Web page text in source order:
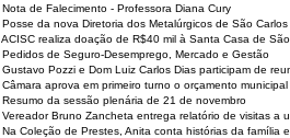
Nota de Falecimento - Professora Diana Cury
Posse da nova Diretoria dos Metalúrgicos de São
ACISC realiza doação de R$40 mil à Santa Casa de
Pedidos de Seguro-Desemprego, Mercado e Gestão
Gustavo Pozzi e Dom Luiz Carlos Dias participam de
Câmara aprova em primeiro turno o orçamento
Resumo da sessão plenária de 21 de novembro
Vereador Bruno Zancheta entrega relatório de visitas a
Na Coleção de Prestes, Anita conta histórias da família